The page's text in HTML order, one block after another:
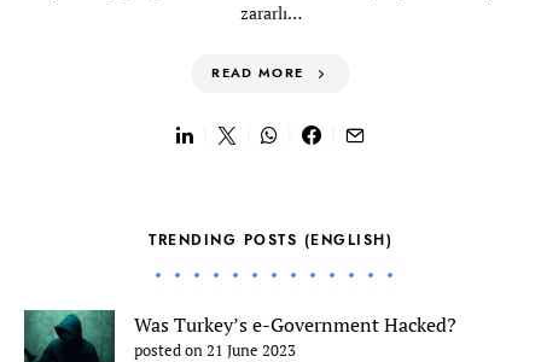
zararlı…
READ MORE
TRENDING POSTS (ENGLISH)
Was Turkey’s e-Government Hacked?
posted on 21 June 2023